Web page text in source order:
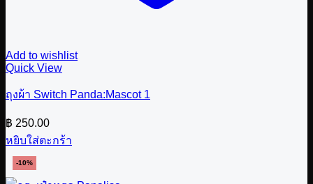
Add to wishlist
Quick View
ถุงผ้า Switch Panda:Mascot 1
฿ 250.00
หยิบใส่ตะกร้า
-10%